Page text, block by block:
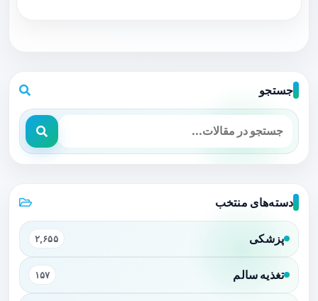
جستجو
دسته‌های منتخب
پزشکی ۲,۶۵۵
تغذیه سالم ۱۵۷